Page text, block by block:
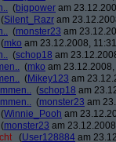
(bigpower am
(Silent_Razr am
(monster23 am
(mko am 23.12.2008,
(schop18 am
(mko am
(Mikey123 am
(schop18 am
(monster23 am
(Winnie_Pooh am
(monster23 am
(User128884 am